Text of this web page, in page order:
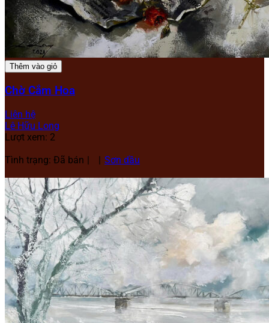
Thêm vào giỏ
Chờ Cắm Hoa
Liên hệ
Lê Hữu Long
Lượt xem: 2
Tình trạng: Đã bán
Sơn dầu